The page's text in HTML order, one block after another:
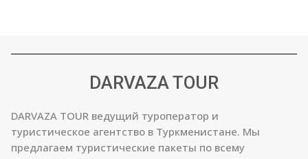
DARVAZA TOUR
DARVAZA TOUR ведущий туроператор и
туристическое агентство в Туркменистане. Мы
предлагаем туристические пакеты по всему